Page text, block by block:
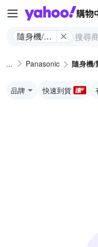
隨身機/類
Panasonic 隨身機/
品牌 快速到貨